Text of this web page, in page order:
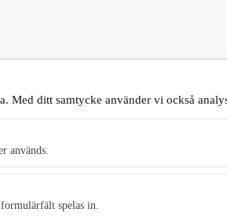
webbläsare till nästa gång jag skriver en
ger ut tidningen Skillingaryd.nu och
Med ditt samtycke använder vi också
används.
spelas in.